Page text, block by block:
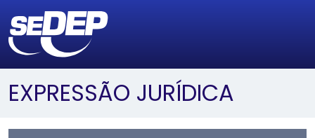
EXPRESSÃO JURÍDICA